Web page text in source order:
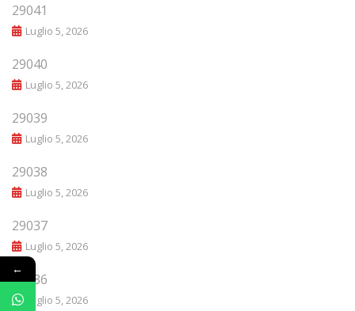
29041
Luglio 5, 2026
29040
Luglio 5, 2026
29039
Luglio 5, 2026
29038
Luglio 5, 2026
29037
Luglio 5, 2026
29036
Luglio 5, 2026
←